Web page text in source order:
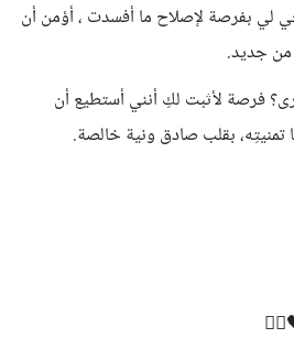
لي بفرصة لإصلاح ما أفسدت ، أؤمن أن
من جديد.
فرصة لأثبت لكِ أنني أستطيع أن
تمنيتِه، بقلب صادق ونية خالصة.